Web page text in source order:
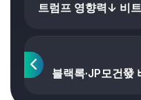
트럼프 영향력↓ 비
블랙록·JP모건發